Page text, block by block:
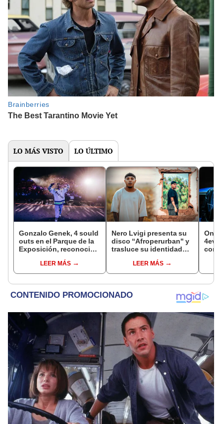
LO MÁS VISTO LO ÚLTIMO
Gonzalo Genek, 4 sould
outs en el Parque de la
Exposición, reconocido
LEER MÁS
Nero Lvigi presenta su
disco “Afroperurban" y
trasluce su identidad
músicaLEER MÁS
con